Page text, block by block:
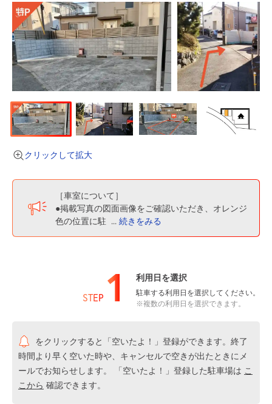
クリックして拡大
［車室について］
●掲載写真の図面画像をご確認いただき、オレンジ
色の位置に駐 ... 続きをみる
STEP 1 利用日を選択
駐車する利用日を選択してください。
※複数の利用日を選択できます。
をクリックすると「空いたよ！」登録ができます。終了
時間より早く空いた時や、キャンセルで空きが出たときにメ
ールでお知らせします。 「空いたよ！」登録した駐車場は こ
こから 確認できます。